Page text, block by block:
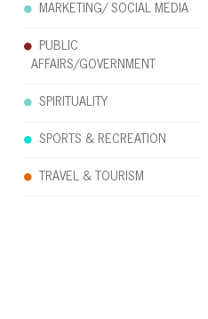
MARKETING/ SOCIAL MEDIA
PUBLIC
AFFAIRS/GOVERNMENT
SPIRITUALITY
SPORTS & RECREATION
TRAVEL & TOURISM